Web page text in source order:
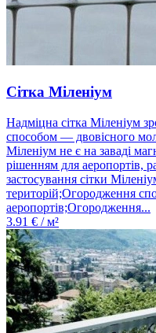
Сітка Міленіум
Надміцна сітка Міленіум
способом — двовісного
Міленіум не є на заваді
рішенням для аеропортів,
застосування сітки
територій;Огородження
аеропортів;Огородження...
3.91 € / м²